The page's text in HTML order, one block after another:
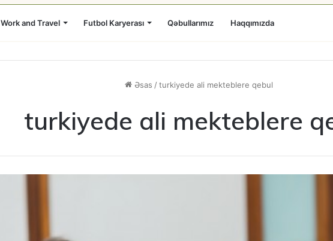
Work and Travel Futbol Karyerası Qəbullarımız Haqqımızda
Əsas / turkiyede ali mekteblere qebul
turkiyede ali mekteblere